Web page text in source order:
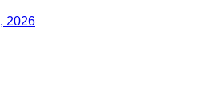
2026